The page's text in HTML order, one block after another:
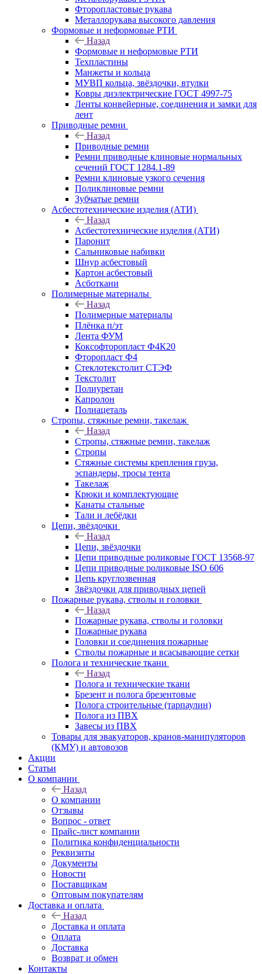
Фторопластовые рукава
Металлорукава высокого давления
Формовые и неформовые РТИ
Назад
Формовые и неформовые РТИ
Техпластины
Манжеты и кольца
МУВП кольца, звёздочки, втулки
Ковры диэлектрические ГОСТ 4997-75
Ленты конвейерные, соединения и замки для
лент
Приводные ремни
Назад
Приводные ремни
Ремни приводные клиновые нормальных
сечений ГОСТ 1284.1-89
Ремни клиновые узкого сечения
Поликлиновые ремни
Зубчатые ремни
Асбестотехнические изделия (АТИ)
Назад
Асбестотехнические изделия (АТИ)
Паронит
Сальниковые набивки
Шнур асбестовый
Картон асбестовый
Асботкани
Полимерные материалы
Назад
Полимерные материалы
Плёнка п/эт
Лента ФУМ
Коксофторопласт Ф4К20
Фторопласт Ф4
Стеклотекстолит СТЭФ
Текстолит
Полиуретан
Капролон
Полиацеталь
Стропы, стяжные ремни, такелаж
Назад
Стропы, стяжные ремни, такелаж
Стропы
Стяжные системы крепления груза,
эспандеры, тросы тента
Такелаж
Крюки и комплектующие
Канаты стальные
Тали и лебёдки
Цепи, звёздочки
Назад
Цепи, звёздочки
Цепи приводные роликовые ГОСТ 13568-97
Цепи приводные роликовые ISO 606
Цепь круглозвенная
Звёздочки для приводных цепей
Пожарные рукава, стволы и головки
Назад
Пожарные рукава, стволы и головки
Пожарные рукава
Головки и соединения пожарные
Стволы пожарные и всасывающие сетки
Полога и технические ткани
Назад
Полога и технические ткани
Брезент и полога брезентовые
Полога строительные (тарпаулин)
Полога из ПВХ
Завесы из ПВХ
Товары для эвакуаторов, кранов-манипуляторов
(КМУ) и автовозов
Акции
Статьи
О компании
Назад
О компании
Отзывы
Вопрос - ответ
Прайс-лист компании
Политика конфиденциальности
Реквизиты
Документы
Новости
Поставщикам
Оптовым покупателям
Доставка и оплата
Назад
Доставка и оплата
Оплата
Доставка
Возврат и обмен
Контакты